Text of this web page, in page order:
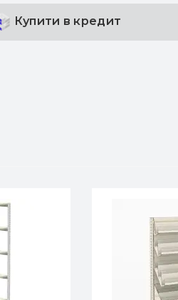
Купити в кредит